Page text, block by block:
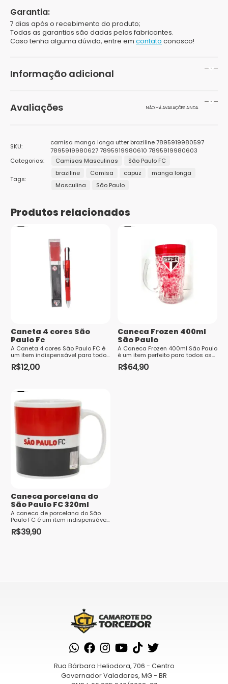
Garantia:
7 dias após o recebimento do produto;
Todas as garantias são dadas pelos fabricantes.
Caso tenha alguma dúvida, entre em contato conosco!
Informação adicional
Preto, Vermelho
Gênero
Marcas
Tamanhos
Avaliações NÃO HÁ AVALIAÇÕES AINDA.
Longa Utter ADT Masculina”
obrigatórios são marcados com*
de
5
estrelas
5
estrelas
estrelas
estrelas
estrelas
SKU:
camisa manga longa utter braziline 7895919980597
7895919980627 7895919980610 7895919980603
Categorias:
Camisas Masculinas São Paulo FC
Tags:
braziline Camisa capuz
manga longa
Masculina
São Paulo
Produtos relacionados
Caneta 4 cores São
Paulo Fc
A Caneta 4 cores São Paulo FC é
um item indispensável para todo
torcedor apaixonado pelo time.
Com quatro cores diferentes de...
R$12,00
Caneca Frozen 400ml
São Paulo
A Caneca Frozen 400ml São Paulo
é um item perfeito para todos os
torcedores apaixonados pelo
Tricolor Paulista. Com seu design
R$64,90
Caneca porcelana do
São Paulo FC 320ml
A caneca de porcelana do São
Paulo FC é um item indispensável
para os torcedores apaixonados
R$39,90
Rua Bárbara Heliodora, 706 - Centro
Governador Valadares, MG - BR